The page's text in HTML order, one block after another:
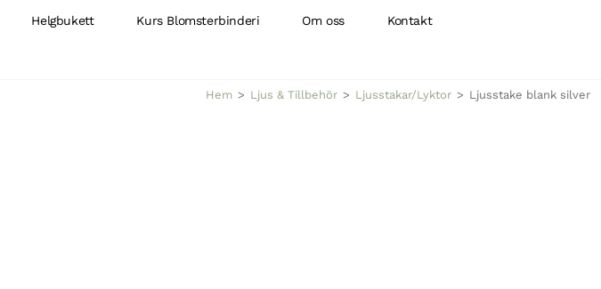
Helgbukett Kurs Blomsterbinderi Om oss Kontakt
Hem > Ljus & Tillbehör > Ljusstakar/Lyktor > Ljusstake blank silver